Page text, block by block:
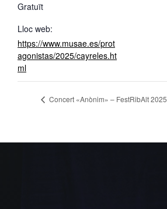
Gratuït
Lloc web:
https://www.musae.es/prot
agonistas/2025/cayreles.ht
ml
Concert «Anònim» – FestRibAlt 2025